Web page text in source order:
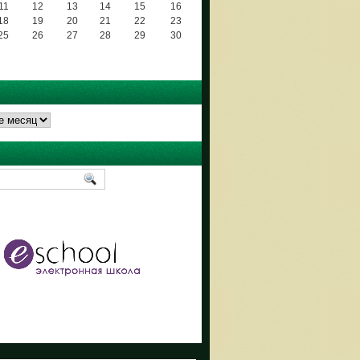
12 13 14 15
16
19 20 21 22
23
26 27 28 29 30